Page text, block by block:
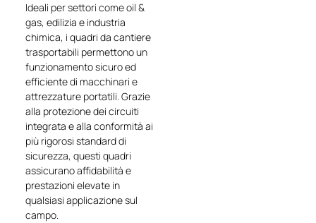
Ideali per settori come oil &
gas, edilizia e industria
chimica, i quadri da cantiere
trasportabili permettono un
funzionamento sicuro ed
efficiente di macchinari e
attrezzature portatili. Grazie
alla protezione dei circuiti
integrata e alla conformità ai
più rigorosi standard di
sicurezza, questi quadri
assicurano affidabilità e
prestazioni elevate in
qualsiasi applicazione sul
campo.